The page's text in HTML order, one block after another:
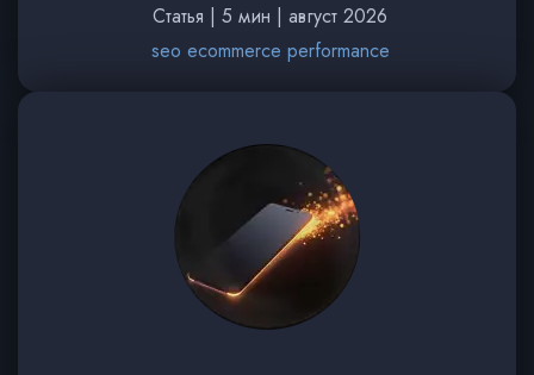
Статья | 5 мин | август 2026
seo ecommerce performance